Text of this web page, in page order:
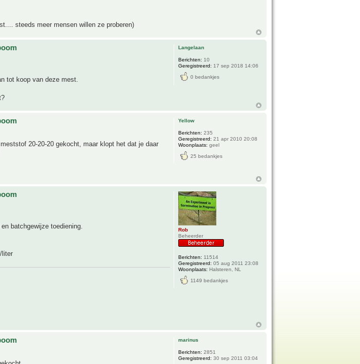
steeds meer mensen willen ze proberen)
tot koop van deze mest.
Langelaan
Berichten: 10
Geregistreerd: 17 sep 2018 14:06
0 bedankjes
20-20-20 gekocht, maar klopt het dat je daar
Yellow
Berichten: 235
Geregistreerd: 21 apr 2010 20:08
Woonplaats: geel
25 bedankjes
batchgewijze toediening.
liter
Rob
Beheerder
Berichten: 11514
Geregistreerd: 05 aug 2011 23:08
Woonplaats: Halsteren, NL
1149 bedankjes
marinus
Berichten: 2851
Geregistreerd: 30 sep 2011 03:04